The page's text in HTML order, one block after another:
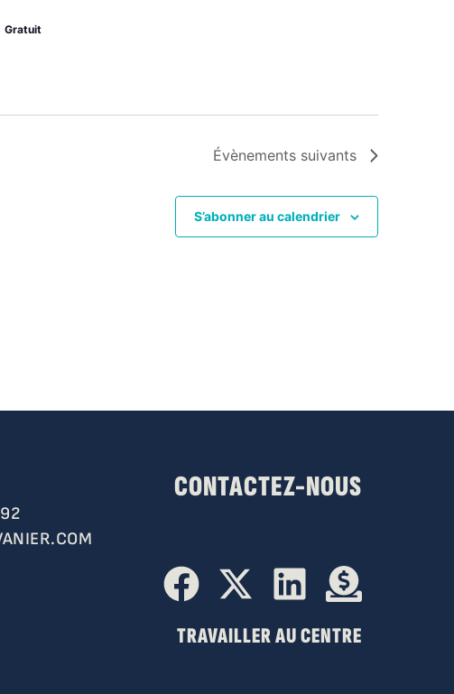
Gratuit
Évènements suivants
S’abonner au calendrier
CONTACTEZ-NOUS
TRAVAILLER AU CENTRE